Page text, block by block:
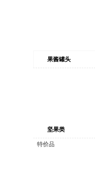
果酱罐头
坚果类
特价品